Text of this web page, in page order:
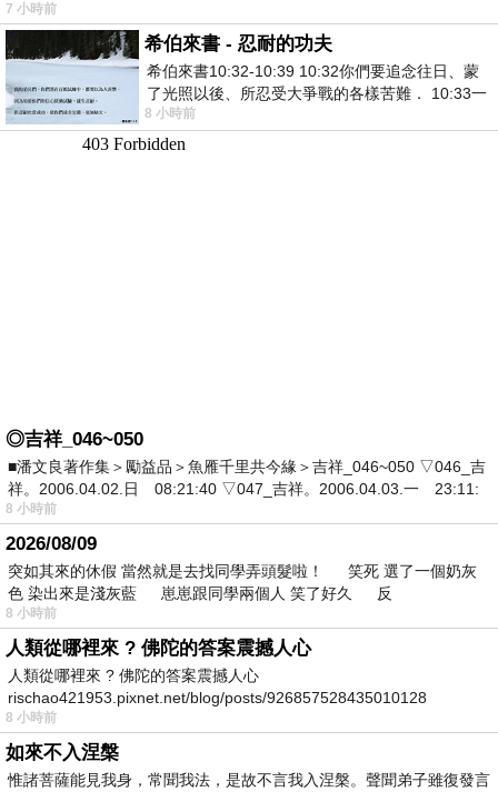
7 小時前
希伯來書 - 忍耐的功夫
希伯來書10:32-10:39 10:32你們要追念往日、蒙
了光照以後、所忍受大爭戰的各樣苦難． 10:33一
面被毀謗、遭患難、成了戲景、叫眾人
8 小時前
◎吉祥_046~050
■潘文良著作集＞勵益品＞魚雁千里共今緣＞吉祥_046~050 ▽046_吉
祥。2006.04.02.日 08:21:40 ▽047_吉祥。2006.04.03.一 23:11:
8 小時前
2026/08/09
突如其來的休假 當然就是去找同學弄頭髮啦！ 笑死 選了一個奶灰
色 染出來是淺灰藍 崽崽跟同學兩個人 笑了好久 反
8 小時前
人類從哪裡來 ? 佛陀的答案震撼人心
人類從哪裡來 ? 佛陀的答案震撼人心
rischao421953.pixnet.net/blog/posts/926857528435010128
8 小時前
如來不入涅槃
惟諸菩薩能見我身，常聞我法，是故不言我入涅槃。聲聞弟子雖復發言